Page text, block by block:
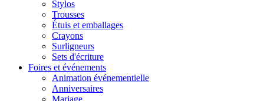
Stylos
Trousses
Étuis et emballages
Crayons
Surligneurs
Sets d'écriture
Foires et événements
Animation événementielle
Anniversaires